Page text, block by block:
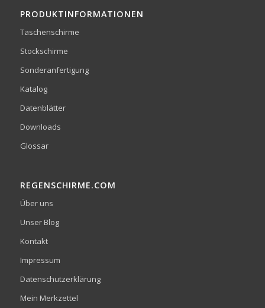
PRODUKTINFORMATIONEN
Taschenschirme
Stockschirme
Sonderanfertigung
Katalog
Datenblätter
Downloads
Glossar
REGENSCHIRME.COM
Über uns
Unser Blog
Kontakt
Impressum
Datenschutzerklärung
Mein Merkzettel